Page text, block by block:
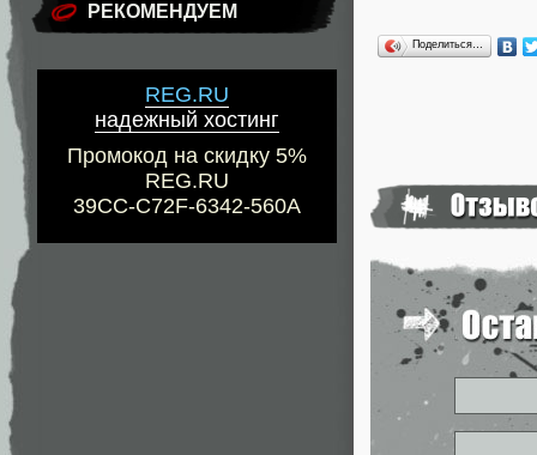
РЕКОМЕНДУЕМ
REG.RU
надежный хостинг
Промокод на скидку 5%
REG.RU
39CC-C72F-6342-560A
Поделиться…